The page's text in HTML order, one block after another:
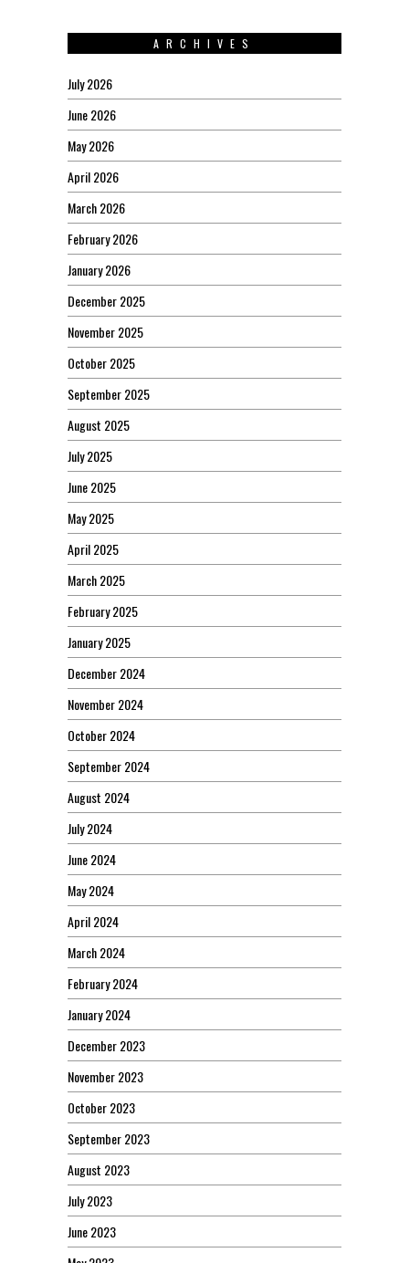
ARCHIVES
July 2026
June 2026
May 2026
April 2026
March 2026
February 2026
January 2026
December 2025
November 2025
October 2025
September 2025
August 2025
July 2025
June 2025
May 2025
April 2025
March 2025
February 2025
January 2025
December 2024
November 2024
October 2024
September 2024
August 2024
July 2024
June 2024
May 2024
April 2024
March 2024
February 2024
January 2024
December 2023
November 2023
October 2023
September 2023
August 2023
July 2023
June 2023